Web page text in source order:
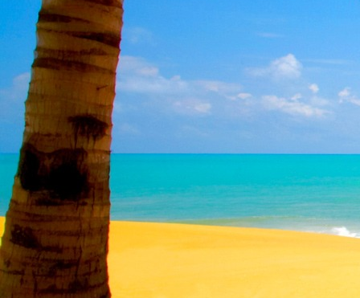
2081
e-mail:
telefonszám:
adószám: